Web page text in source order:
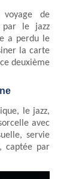
de
par le jazz
a perdu le
la carte
deuxième
le jazz,
avec
servie
captée par